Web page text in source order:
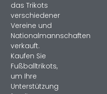
das Trikots
verschiedener
Vereine und
Nationalmannschaften
verkauft.
Kaufen Sie
Fußballtrikots,
um Ihre
Unterstützung